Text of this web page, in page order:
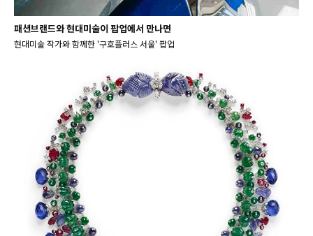
패션브랜드와 현대미술이 팝업에서 만나면
현대미술 작가와 함께한 '구호플러스 서울' 팝업